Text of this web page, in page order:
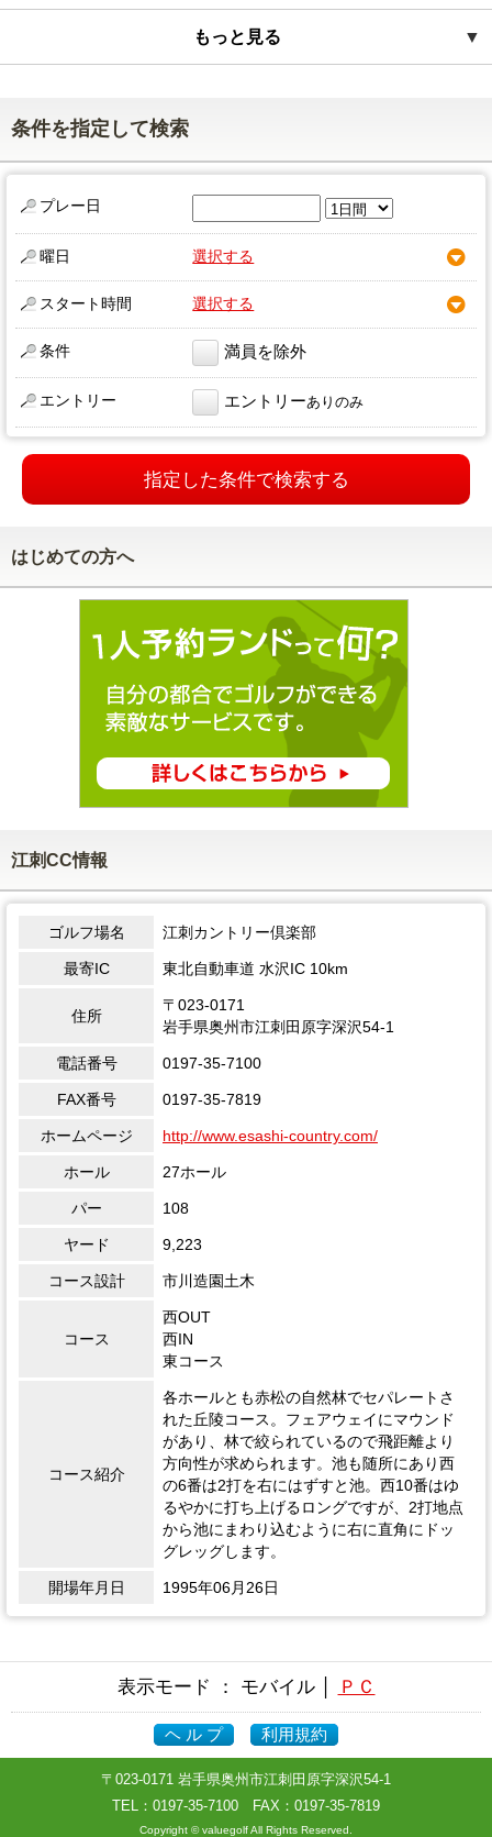
▼
もっと見る
条件を指定して検索
プレー日
曜日 選択する
スタート時間 選択する
条件 満員を除外
エントリー エントリーありのみ
指定した条件で検索する
はじめての方へ
江刺CC情報
ゴルフ場名 江刺カントリー倶楽部
最寄IC 東北自動車道 水沢IC 10km
住所
〒023-0171
岩手県奥州市江刺田原字深沢54-1
電話番号 0197-35-7100
FAX番号 0197-35-7819
ホームページ http://www.esashi-country.com/
ホール 27ホール
パー 108
ヤード 9,223
コース設計 市川造園土木
コース
西OUT
西IN
東コース
コース紹介
各ホールとも赤松の自然林でセパレートさ
れた丘陵コース。フェアウェイにマウンド
があり、林で絞られているので飛距離より
方向性が求められます。池も随所にあり西
の6番は2打を右にはずすと池。西10番はゆ
るやかに打ち上げるロングですが、2打地点
から池にまわり込むように右に直角にドッ
グレッグします。
開場年月日 1995年06月26日
表示モード ： モバイル │ ＰＣ
ヘ ル プ 利用規約
〒023-0171 岩手県奥州市江刺田原字深沢54-1
TEL： 0197-35-7100 FAX：0197-35-7819
Copyright © valuegolf All Rights Reserved.